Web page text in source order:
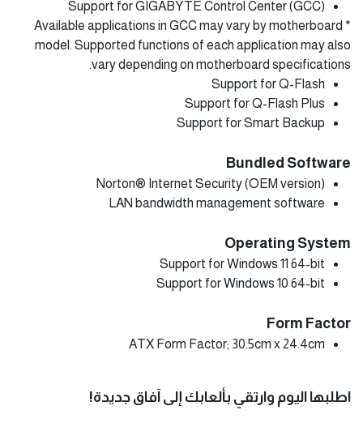
Support for GIGABYTE Control Center (GCC)
* Available applications in GCC may vary by motherboard
model. Supported functions of each application may also
vary depending on motherboard specifications.
Support for Q-Flash
Support for Q-Flash Plus
Support for Smart Backup
Bundled Software
Norton® Internet Security (OEM version)
LAN bandwidth management software
Operating System
Support for Windows 11 64-bit
Support for Windows 10 64-bit
Form Factor
ATX Form Factor; 30.5cm x 24.4cm
اطلبها اليوم وارتقي بألعابك إلى آفاق جديدة!